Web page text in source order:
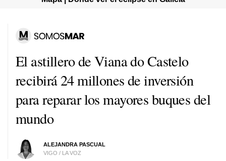
El astillero de Viana do Castelo
recibirá 24 millones de inversión
para reparar los mayores buques del
mundo
ALEJANDRA PASCUAL
VIGO / LA VOZ